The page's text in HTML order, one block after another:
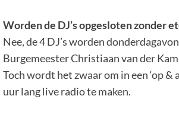
Worden de DJ’s opgesloten zonder
Nee, de 4 DJ’s worden
Burgemeester Christiaan van der
Toch wordt het zwaar om in een ‘op &
uur lang live radio te maken.